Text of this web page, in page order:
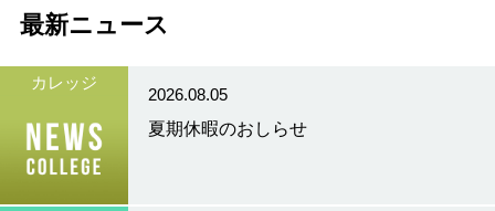
最新ニュース
カレッジ
2026.08.05
夏期休暇のおしらせ